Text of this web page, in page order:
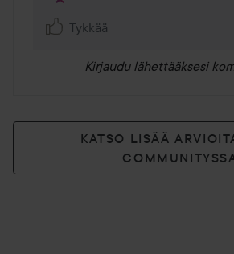
Tykkää
Kirjaudu lähettääksesi
KATSO LISÄÄ